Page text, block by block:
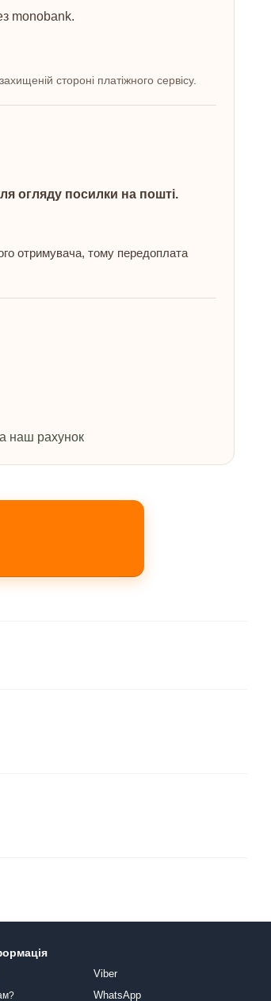
monobank.
стороні платіжного сервісу.
огляду посилки на пошті.
отримувача, тому передоплата
наш рахунок
Viber
WhatsApp